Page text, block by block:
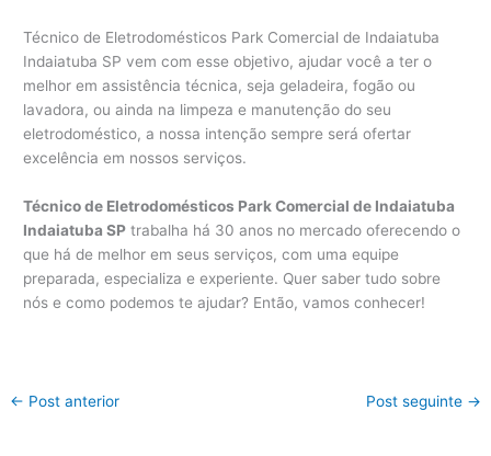
Técnico de Eletrodomésticos Park Comercial de Indaiatuba
Indaiatuba SP vem com esse objetivo, ajudar você a ter o
melhor em assistência técnica, seja geladeira, fogão ou
lavadora, ou ainda na limpeza e manutenção do seu
eletrodoméstico, a nossa intenção sempre será ofertar
excelência em nossos serviços.
Técnico de Eletrodomésticos Park Comercial de Indaiatuba
Indaiatuba SP trabalha há 30 anos no mercado oferecendo o
que há de melhor em seus serviços, com uma equipe
preparada, especializa e experiente. Quer saber tudo sobre
nós e como podemos te ajudar? Então, vamos conhecer!
← Post anterior Post seguinte →